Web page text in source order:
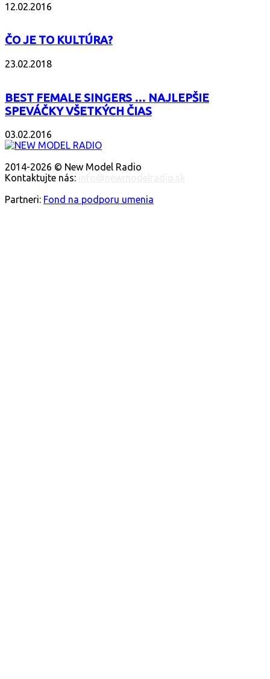
12.02.2016
ČO JE TO KULTÚRA?
23.02.2018
BEST FEMALE SINGERS … NAJLEPŠIE
SPEVÁČKY VŠETKÝCH ČIAS
03.02.2016
2014-2026 © New Model Radio
Kontaktujte nás:
Partneri: Fond na podporu umenia